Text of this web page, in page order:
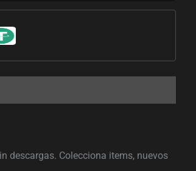
descargas. Colecciona items, nuevos